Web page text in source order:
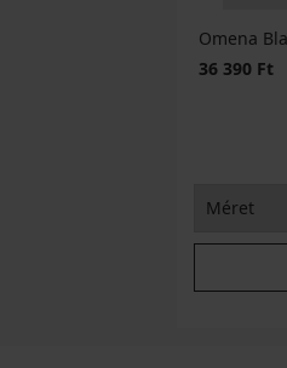
Omena
36 390 Ft